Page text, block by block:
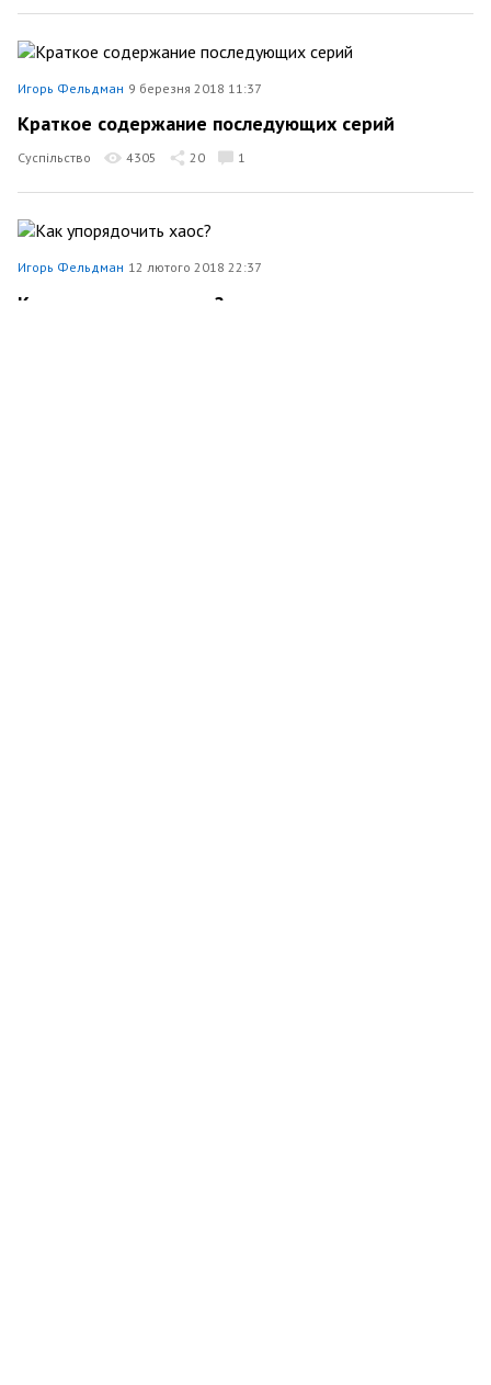
Игорь Фельдман 9 березня 2018 11:37
Краткое содержание последующих серий
Суспільство 4305 20 1
Игорь Фельдман 12 лютого 2018 22:37
Как упорядочить хаос?